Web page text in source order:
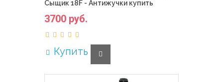
Сыщик 18F - Антижучки купить
3700 руб.
Купить